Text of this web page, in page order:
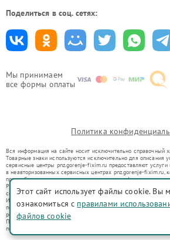
Мы принимаем
все формы оплаты
Поделиться в соц. сетях:
Политика
Вся информация на сайте носит исключительно справочный
Товарные знаки используются исключительно для описания
сервисные центры pnz.gorenje-fixim.ru предоставляют услуги
в неавторизованных сервисных центрах pnz.gorenje-fixim.ru,
правообладателями товарных знаков или их официальными
Ремонт осуществляется для устройств, уже введенных в
со статьей 1487 ГК РФ.
Использование товарных знаков не преследует цели
потребителей в заблуждение, а служит для информирования о
ремонту техники указанных брендов.
Представленная на сайте информация не является публичной
положениями Статьи 437(2) Гражданского кодекса РФ
Этот сайт использует файлы cookie. Вы
ознакомиться с правилами
файлов cookie